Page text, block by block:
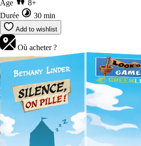
Age
8+
Durée
30 min
Add to wishlist
Où acheter ?